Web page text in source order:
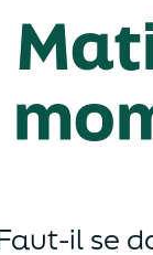
il se